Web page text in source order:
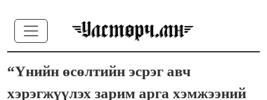
“Үнийн өсөлтийн эсрэг авч
хэрэгжүүлэх зарим арга хэмжээний